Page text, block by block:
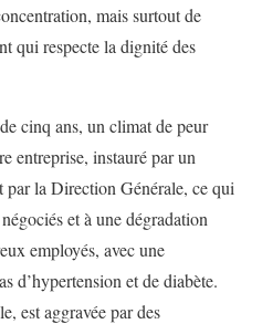
mais surtout de
qui respecte la dignité des
cinq ans, un climat de peur
entreprise, instauré par un
la Direction Générale, ce qui
et à une dégradation
employés, avec une
d’hypertension et de diabète.
est aggravée par des